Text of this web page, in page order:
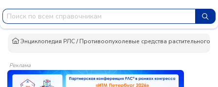
Энциклопедия РЛС/Противоопухолевые средства растительного
Реклама